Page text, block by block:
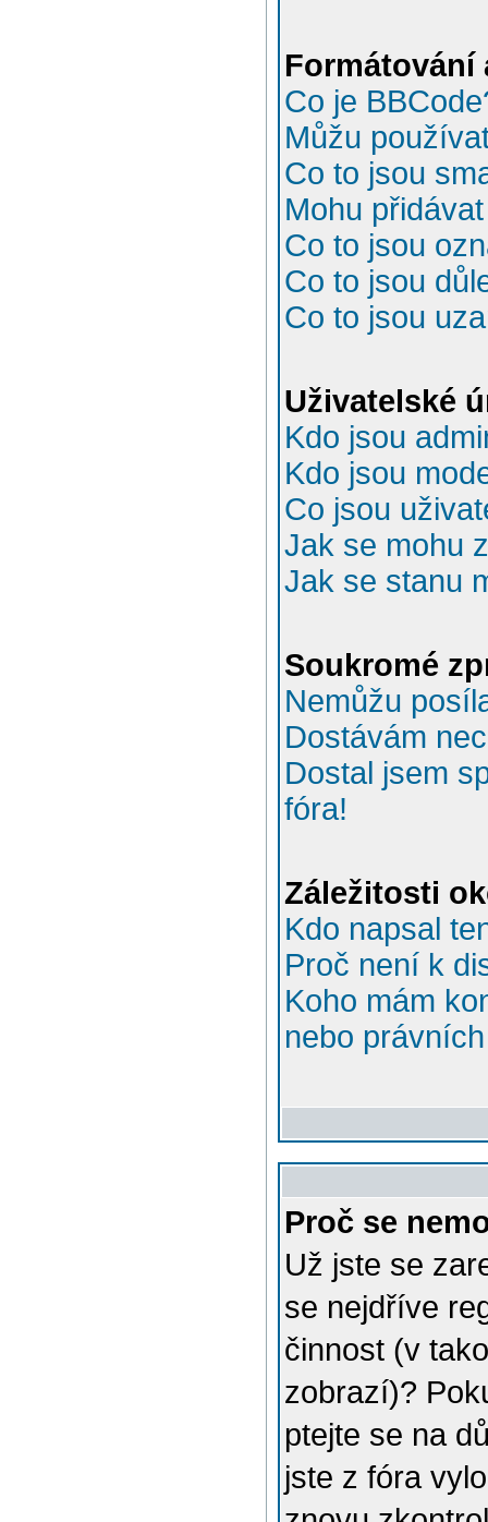
Formátování
Co je
Můžu
Co to jsou
Mohu
Co to jsou
Co to jsou
Co to jsou
Uživatelské
Kdo jsou
Kdo jsou
Co jsou
Jak se mohu
Jak se stanu
Soukromé
Nemůžu
Dostávám
Dostal jsem
fóra!
Záležitosti
Kdo napsal
Proč není k
Koho mám
nebo
Proč se
Už jste se
se nejdříve
činnost (v
zobrazí)?
ptejte se na
jste z fóra